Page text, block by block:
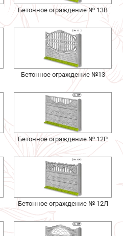
Бетонное ограждение № 13В
Бетонное ограждение №13
Бетонное ограждение № 12Р
Бетонное ограждение № 12Л